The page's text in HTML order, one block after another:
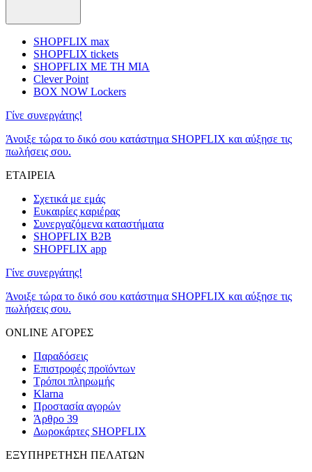
SHOPFLIX max
SHOPFLIX tickets
SHOPFLIX ΜΕ ΤΗ ΜΙΑ
Clever Point
BOX NOW Lockers
Γίνε συνεργάτης!
Άνοιξε τώρα το δικό σου κατάστημα SHOPFLIX και αύξησε τις
πωλήσεις σου.
ΕΤΑΙΡΕΙΑ
Σχετικά με εμάς
Ευκαιρίες καριέρας
Συνεργαζόμενα καταστήματα
SHOPFLIX B2B
SHOPFLIX app
Γίνε συνεργάτης!
Άνοιξε τώρα το δικό σου κατάστημα SHOPFLIX και αύξησε τις
πωλήσεις σου.
ONLINE ΑΓΟΡΕΣ
Παραδόσεις
Επιστροφές προϊόντων
Τρόποι πληρωμής
Klarna
Προστασία αγορών
Άρθρο 39
Δωροκάρτες SHOPFLIX
ΕΞΥΠΗΡΕΤΗΣΗ ΠΕΛΑΤΩΝ